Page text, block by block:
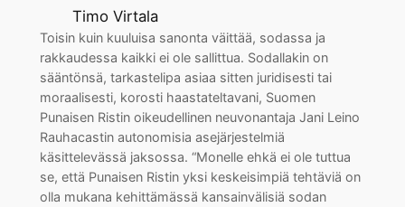
Timo Virtala
Toisin kuin kuuluisa sanonta väittää, sodassa ja
rakkaudessa kaikki ei ole sallittua. Sodallakin on
sääntönsä, tarkastelipa asiaa sitten juridisesti tai
moraalisesti, korosti haastateltavani, Suomen
Punaisen Ristin oikeudellinen neuvonantaja Jani Leino
Rauhacastin autonomisia asejärjestelmiä
käsittelevässä jaksossa. “Monelle ehkä ei ole tuttua
se, että Punaisen Ristin yksi keskeisimpiä tehtäviä on
olla mukana kehittämässä kansainvälisiä sodan